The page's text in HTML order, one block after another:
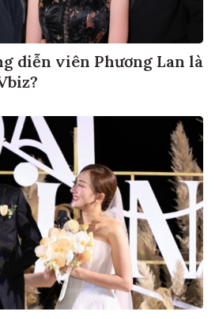
diễn viên Phương Lan là